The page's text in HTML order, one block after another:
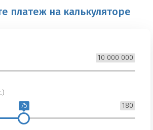
платеж на калькуляторе
10 000 000
180
75